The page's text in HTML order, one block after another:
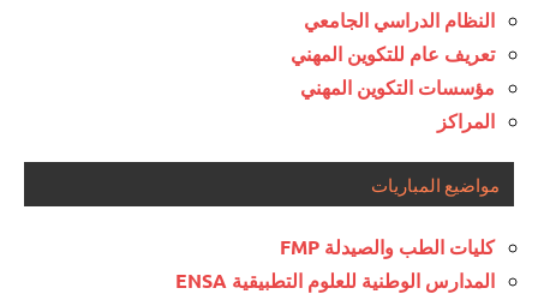
النظام الدراسي الجامعي
تعريف عام للتكوين المهني
مؤسسات التكوين المهني
المراكز
مواضيع المباريات
كليات الطب والصيدلة FMP
المدارس الوطنية للعلوم التطبيقية ENSA